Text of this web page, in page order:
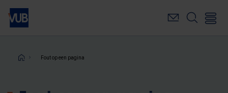
Overslaan
naar
inhoudKruimelpad
Fout op een pagina